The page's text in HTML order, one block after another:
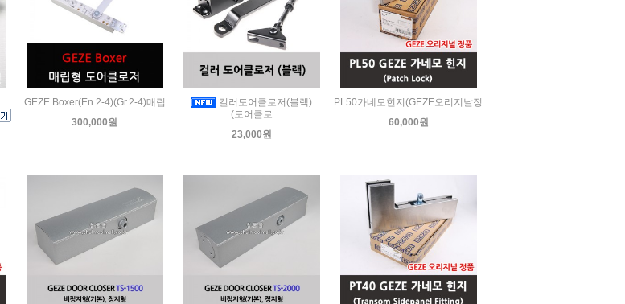
GEZE Boxer(En.2-4)(Gr.2-4)매립
300,000원
컬러도어클로저(블랙)
(도어클로
23,000원
PL50가네모힌지(GEZE오리지날정
60,000원